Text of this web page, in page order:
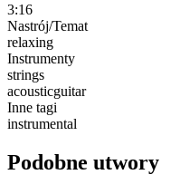
3:16
Nastrój/Temat
relaxing
Instrumenty
strings
acousticguitar
Inne tagi
instrumental
Podobne utwory